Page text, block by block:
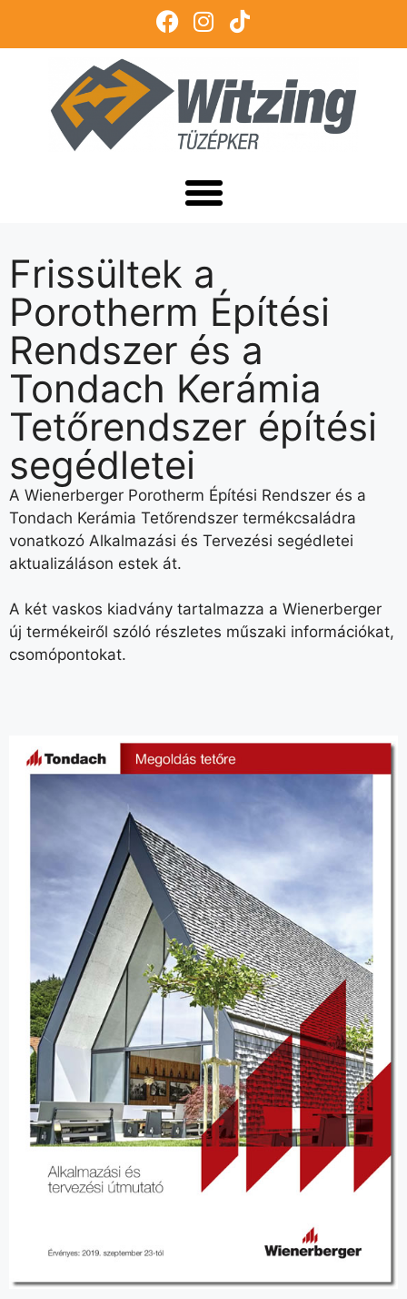
Frissültek a
Porotherm Építési
Rendszer és a
Tondach Kerámia
Tetőrendszer építési
segédletei
A Wienerberger Porotherm Építési Rendszer és a
Tondach Kerámia Tetőrendszer termékcsaládra
vonatkozó Alkalmazási és Tervezési segédletei
aktualizáláson estek át.
A két vaskos kiadvány tartalmazza a Wienerberger
új termékeiről szóló részletes műszaki információkat,
csomópontokat.